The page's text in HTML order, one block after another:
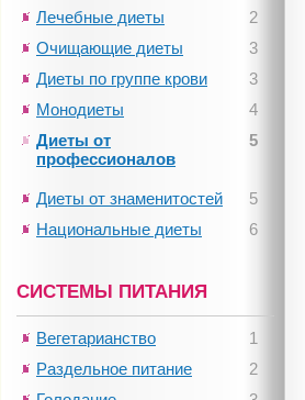
2
Лечебные диеты
3
Очищающие диеты
3
Диеты по группе крови
4
Монодиеты
5
Диеты от
профессионалов
5
Диеты от знаменитостей
6
Национальные диеты
СИСТЕМЫ ПИТАНИЯ
1
Вегетарианство
2
Раздельное питание